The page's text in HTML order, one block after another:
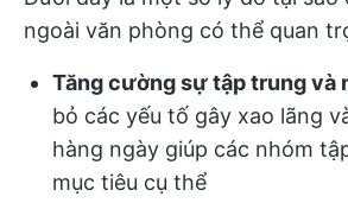
ngoài văn phòng có thể quan
Tăng cường sự tập trung và
bỏ các yếu tố gây xao lãng
hàng ngày giúp các nhóm
mục tiêu cụ thể